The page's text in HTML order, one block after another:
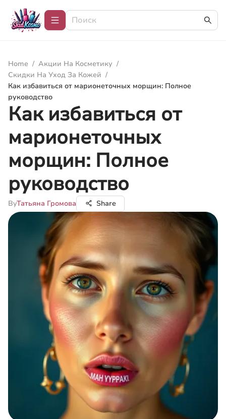
Home / Акции На Косметику /
Скидки На Уход За Кожей /
Как избавиться от марионеточных морщин: Полное
руководство
Как избавиться от
марионеточных
морщин: Полное
руководство
ByТатьяна Громова Share